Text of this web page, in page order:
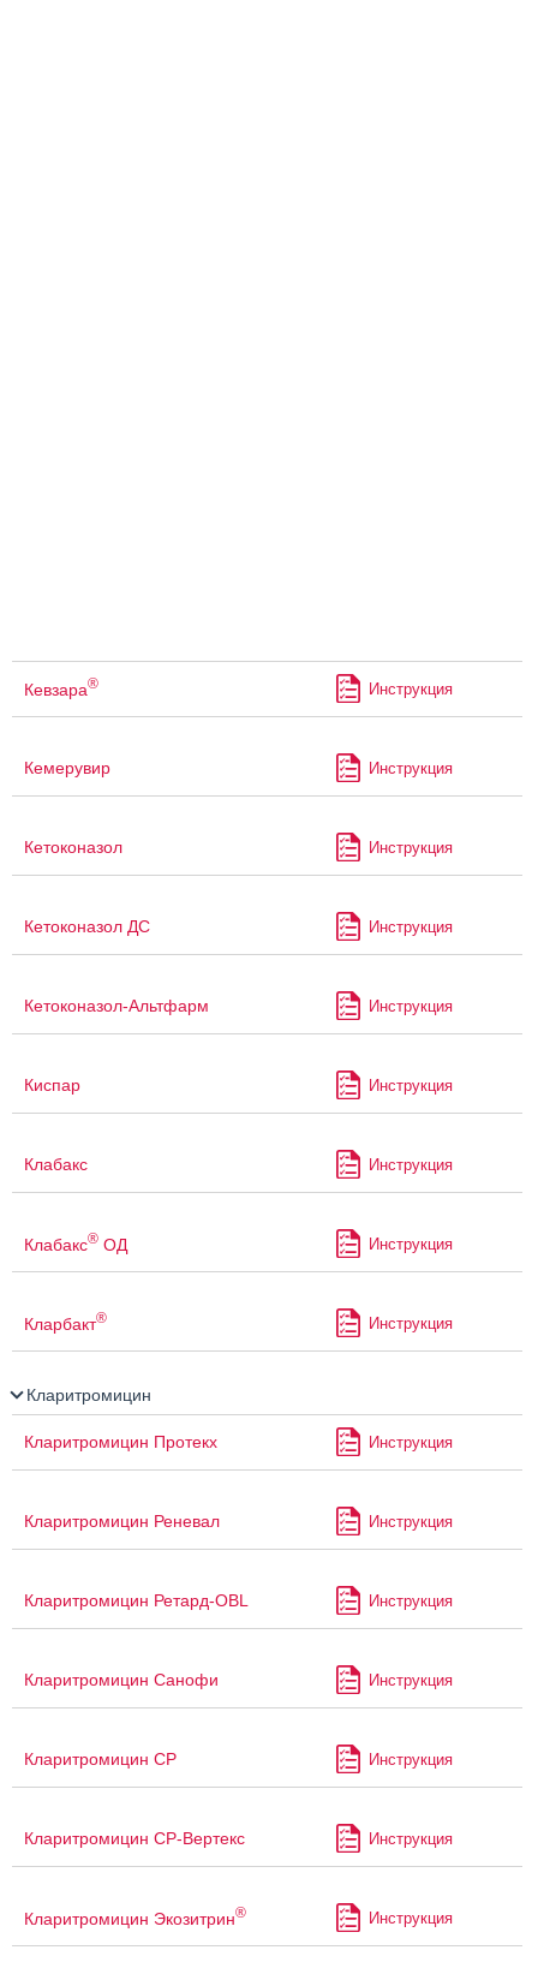
Кевзара® Инструкция
Кемерувир Инструкция
Кетоконазол Инструкция
Кетоконазол ДС Инструкция
Кетоконазол-Альтфарм Инструкция
Киспар Инструкция
Клабакс Инструкция
Клабакс® ОД Инструкция
Кларбакт® Инструкция
Кларитромицин
Кларитромицин Протекх Инструкция
Кларитромицин Реневал Инструкция
Кларитромицин Ретард-OBL Инструкция
Кларитромицин Санофи Инструкция
Кларитромицин СР Инструкция
Кларитромицин СР-Вертекс Инструкция
Кларитромицин Экозитрин® Инструкция